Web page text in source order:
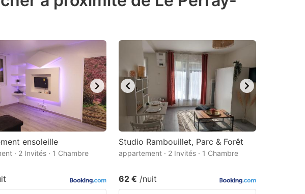
ensoleille
· 2 Invités · 1 Chambre
Studio Rambouillet, Parc & Forêt
appartement · 2 Invités · 1 Chambre
62 € /nuit